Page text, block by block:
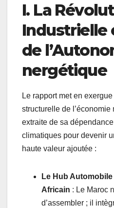
I. La
Industrielle
de
nergétique
Le rapport met en
structurelle de l’économie
extraite de sa
climatiques pour devenir
haute valeur ajoutée :
Le Hub
Africain : Le Maroc
d’assembler ; il